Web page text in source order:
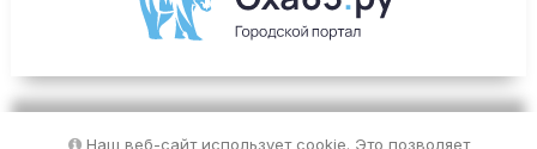
Наш веб-сайт использует cookie. Это позволяет